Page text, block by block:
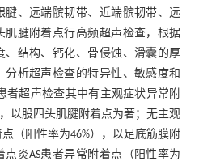
腱、远端髌韧带、近端髌韧带、远
肌腱附着点行高频超声检查，根据
、结构、钙化、骨侵蚀、滑囊的厚
分析超声检查的特异性、敏感度和
者超声检查其中有主观症状异常附
以股四头肌腱附着点为著；无主观
（阳性率为46%），以足底筋膜附
炎AS患者异常附着点（阳性率为